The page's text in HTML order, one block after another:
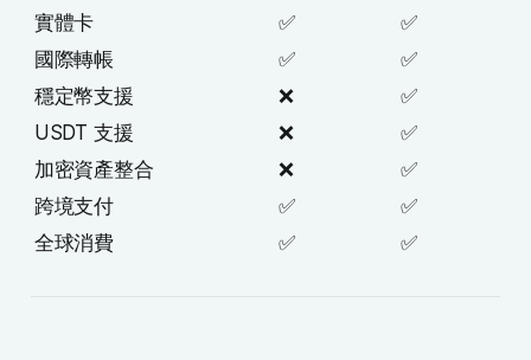
實體卡 ✅
✅
國際轉帳
✅
✅
穩定幣支援
❌
✅
USDT 支援
❌
✅
加密資產整合
❌
✅
跨境支付
✅
✅
全球消費
✅ ✅